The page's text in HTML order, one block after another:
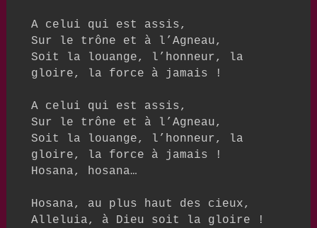
A celui qui est assis,
Sur le trône et à l’Agneau,
Soit la louange, l’honneur, la
gloire, la force à jamais !
A celui qui est assis,
Sur le trône et à l’Agneau,
Soit la louange, l’honneur, la
gloire, la force à jamais !
Hosana, hosana…
Hosana, au plus haut des cieux,
Alleluia, à Dieu soit la gloire !